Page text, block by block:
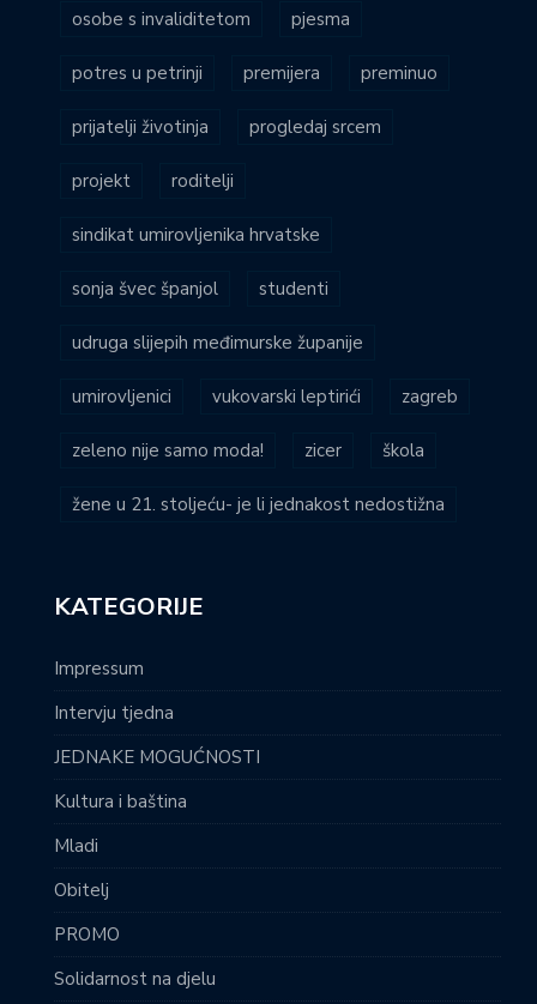
osobe s invaliditetom pjesma
potres u petrinji premijera preminuo
prijatelji životinja progledaj srcem
projekt roditelji
sindikat umirovljenika hrvatske
sonja švec španjol studenti
udruga slijepih međimurske županije
umirovljenici vukovarski leptirići zagreb
zeleno nije samo moda! zicer škola
žene u 21. stoljeću- je li jednakost nedostižna
KATEGORIJE
Impressum
Intervju tjedna
JEDNAKE MOGUĆNOSTI
Kultura i baština
Mladi
Obitelj
PROMO
Solidarnost na djelu